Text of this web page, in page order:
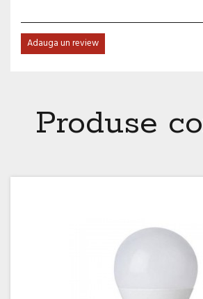
Adauga un review
Produse